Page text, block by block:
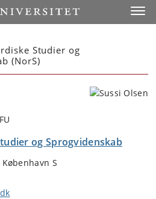
Studier og
(NorS)
og Sprogvidenskab
S